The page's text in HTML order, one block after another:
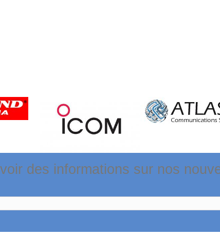
des informations sur nos